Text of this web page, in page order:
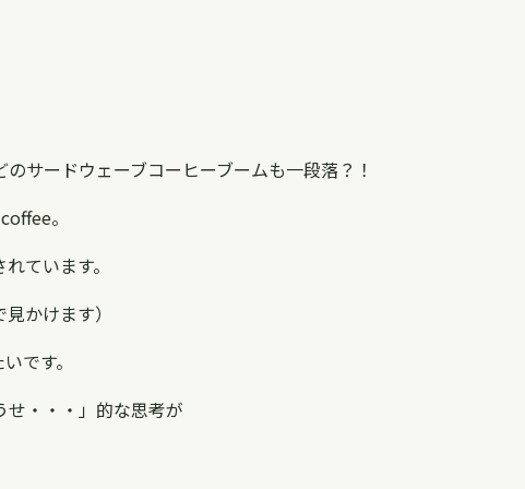
サードウェーブコーヒーブームも一段落？！
。
ています。
かけます）
です。
・・・」的な思考が